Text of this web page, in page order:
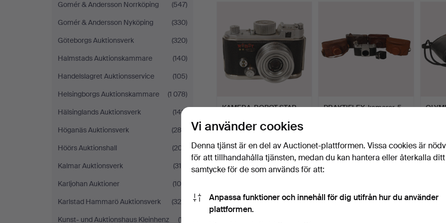
Gomér & Andersson Norrköping
(547)
Gomér & Andersson Nyköping
(330)
Göteborgs Auktionsverk
(320)
Halmstads Auktionskammare
(140)
Handelslagret Auktionsservice
(105)
Helsingborgs Auktionskammare
(1 078)
Hälsinglands Auktionsverk
(148)
Höganäs Auktionsverk
(282)
Höörs Auktionshall
(207)
Kalmar Auktionsverk
(318)
Karljohan Auktioner
(108)
Karlstad Hammarö Auktionsverk
(325)
Kunst- und Auktionshaus Kleinhenz
(17)
KAMERA, ROBOT STAR,
Klubbades 10 apr 2026
85 USD
PRAKTIFLEX, kameror, 5
53 USD 53
Vi använder cookies
Denna tjänst är en del av Auctionet-plattformen. Vissa cookies är
för att tillhandahålla tjänsten, medan du kan hantera eller återkalla ditt
samtycke för de som används för att:
Anpassa funktioner och innehåll för dig utifrån hur du använder
plattformen.